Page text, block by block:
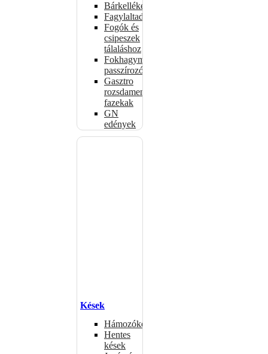
Bárkellékek
Fagylaltadagolók
Fogók és
csipeszek
tálaláshoz
Fokhagymaprések,
passzírozók
Gasztro
rozsdamentes
fazekak
GN
edények
Kések
Hámozókések
Hentes
kések